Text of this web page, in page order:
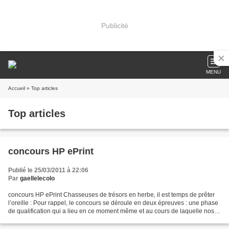
Publicité
MENU
Accueil » Top articles
Top articles
concours HP ePrint
Publié le 25/03/2011 à 22:06
Par gaellelecolo
concours HP ePrint Chasseuses de trésors en herbe, il est temps de prêter
l’oreille : Pour rappel, le concours se déroule en deux épreuves : une phase
de qualification qui a lieu en ce moment même et au cours de laquelle nos